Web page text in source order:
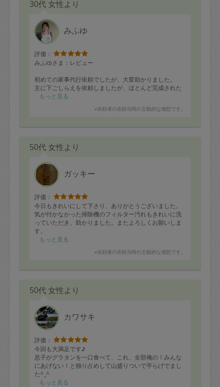
30代 女性より
みふゆ
評価：
みふゆさま：レビュー
初めての家事代行依頼でしたが、大変助かりました。
主に下ごしらえを依頼しましたが、ほとんど完成された
ものもあり、翌日の昼食がとてもスピーディーで充実し
排水口も綺麗になり、コミュニケーションも熟慮された
何より、親元から離れて家庭を持つと家事を勉強できる
安も多かったのですが、いつもやっていることを夫では
軽くなり、嬉しい気持ちになるということを知りまし
た。
初回なのでご説明が半分でしたが、依頼中のお時間で外
出準備と、ずっとできなかった家具の修繕、水まわり掃
除、床掃除、備品発注、一度もできていなかった自分の
デスクの掃除などを進めることができました。
本当に有り難うございました。
もっと見る
※依頼者の依頼当時の主観的な感想です。
50代 女性より
ガッキー
評価：
今日もきれいにして下さり、ありがとうございました。
気が付かなかった掃除機のフィルター汚れもきれいに洗
っていただき、助かりました。またよろしくお願いしま
す。
もっと見る
※依頼者の依頼当時の主観的な感想です。
50代 女性より
カワサキ
評価：
今回も大満足です♪
息子がグラタンを一口食べて、これ、全部俺の！みんな
にあげない！と独り占めして山盛りついで平らげでまし
た^_^
もっと見る